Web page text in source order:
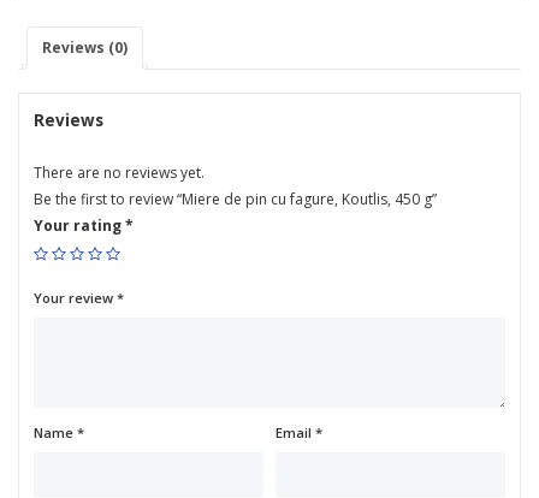
Reviews (0)
Reviews
There are no reviews yet.
Be the first to review “Miere de pin cu fagure, Koutlis, 450 g”
Your rating*
Your review *
Name * Email *